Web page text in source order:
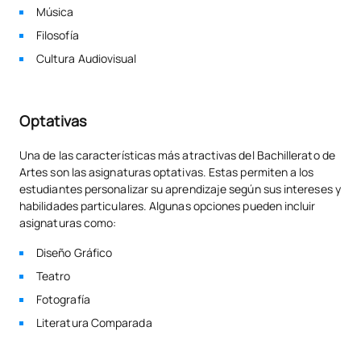
Música
Filosofía
Cultura Audiovisual
Optativas
Una de las características más atractivas del Bachillerato de
Artes son las asignaturas optativas. Estas permiten a los
estudiantes personalizar su aprendizaje según sus intereses y
habilidades particulares. Algunas opciones pueden incluir
asignaturas como:
Diseño Gráfico
Teatro
Fotografía
Literatura Comparada